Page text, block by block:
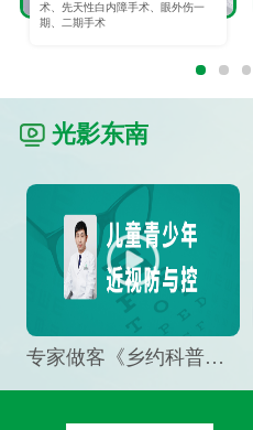
术、先天性白内障手术、眼外伤一
期、二期手术
光影东南
专家做客《乡约科普》栏目，预防孩子近视竟然这么“简单”